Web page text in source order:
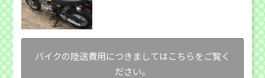
バイクの陸送費用につきましてはこちらをご覧く
ださい。